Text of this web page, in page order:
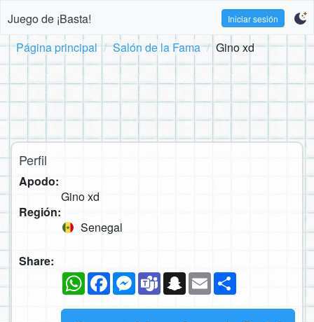
Juego de ¡Basta! Iniciar sesión
Página principal Salón de la Fama Gino xd
Perfil
Apodo:
Gino xd
Región:
Senegal
Share:
WhatsAppFacebookMessenger
TeamsSnapchat
Email